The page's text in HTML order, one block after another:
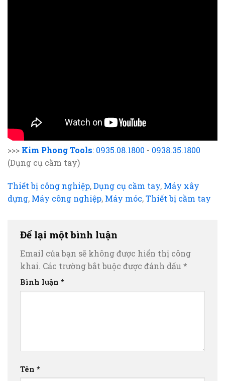
>>> Kim Phong Tools: 0935.08.1800 - 0938.35.1800
(Dụng cụ cầm tay)
Thiết bị công nghiệp,Dụng cụ cầm tay, Máy xây
dựng, Máy công nghiệp, Máy móc,Thiết bị cầm tay
Để lại một bình luận
Email của bạn sẽ không được hiển thị công
khai. Các trường bắt buộc được đánh dấu *
Bình luận *
Tên *